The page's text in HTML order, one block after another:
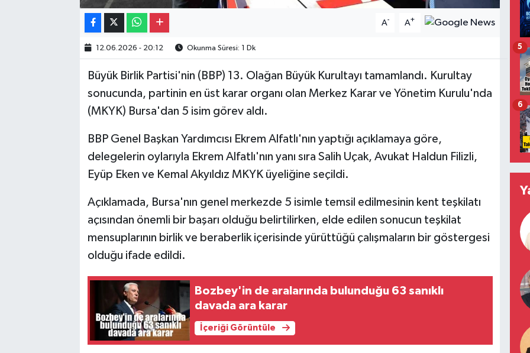
A- A+
12.06.2026 - 20:12 Okunma Süresi: 1 Dk
Büyük Birlik Partisi'nin (BBP) 13. Olağan Büyük Kurultayı tamamlandı. Kurultay
sonucunda, partinin en üst karar organı olan Merkez Karar ve Yönetim Kurulu'nda
(MKYK) Bursa'dan 5 isim görev aldı.
BBP Genel Başkan Yardımcısı Ekrem Alfatlı'nın yaptığı açıklamaya göre,
delegelerin oylarıyla Ekrem Alfatlı'nın yanı sıra Salih Uçak, Avukat Haldun Filizli,
Eyüp Eken ve Kemal Akyıldız MKYK üyeliğine seçildi.
Açıklamada, Bursa'nın genel merkezde 5 isimle temsil edilmesinin kent teşkilatı
açısından önemli bir başarı olduğu belirtilirken, elde edilen sonucun teşkilat
mensuplarının birlik ve beraberlik içerisinde yürüttüğü çalışmaların bir göstergesi
olduğu ifade edildi.
Bozbey'in de aralarında bulunduğu 63 sanıklı
davada ara karar
İçeriği Görüntüle
5
6